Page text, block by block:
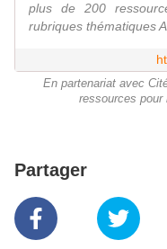
plus de 200
rubriques thématiques
En partenariat avec
ressources pour
Partager